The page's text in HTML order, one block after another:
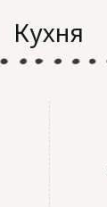
Кухня